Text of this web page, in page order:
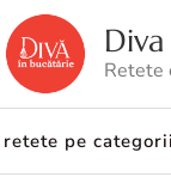
Retete
pe categorii